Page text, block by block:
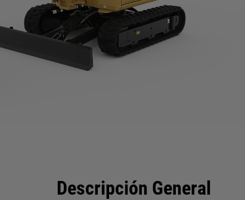
Descripción General